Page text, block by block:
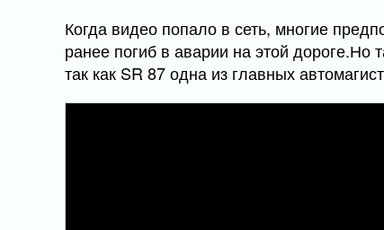
Когда видео попало в сеть, многие
ранее погиб в аварии на этой
так как SR 87 одна из главных